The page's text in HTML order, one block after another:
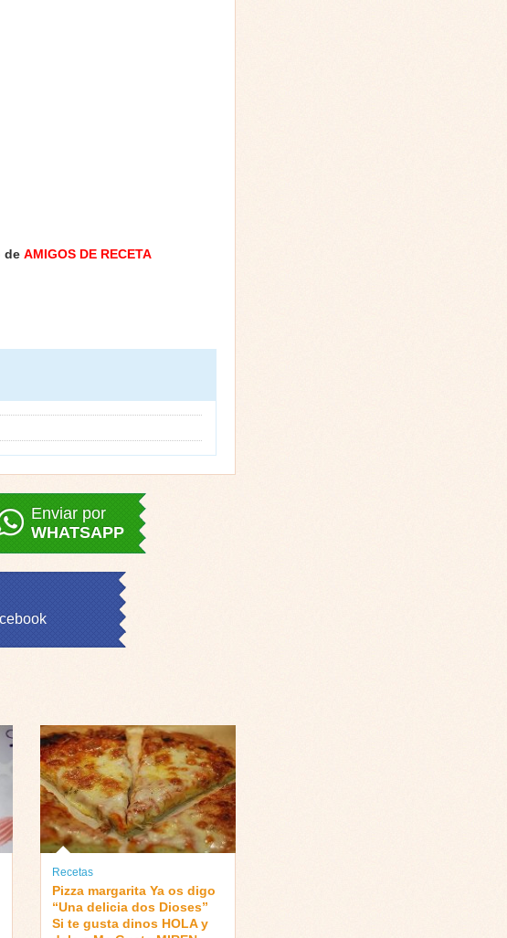
de AMIGOS DE RECETA
Enviar por
WHATSAPP
Recetas
Pizza margarita Ya os digo
“Una delicia dos Dioses”
Si te gusta dinos HOLA y